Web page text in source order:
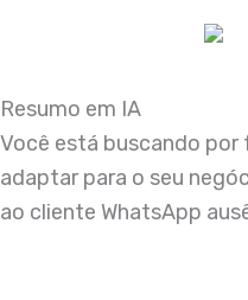
Resumo em IA
Você está buscando por
adaptar para o seu
ao cliente WhatsApp